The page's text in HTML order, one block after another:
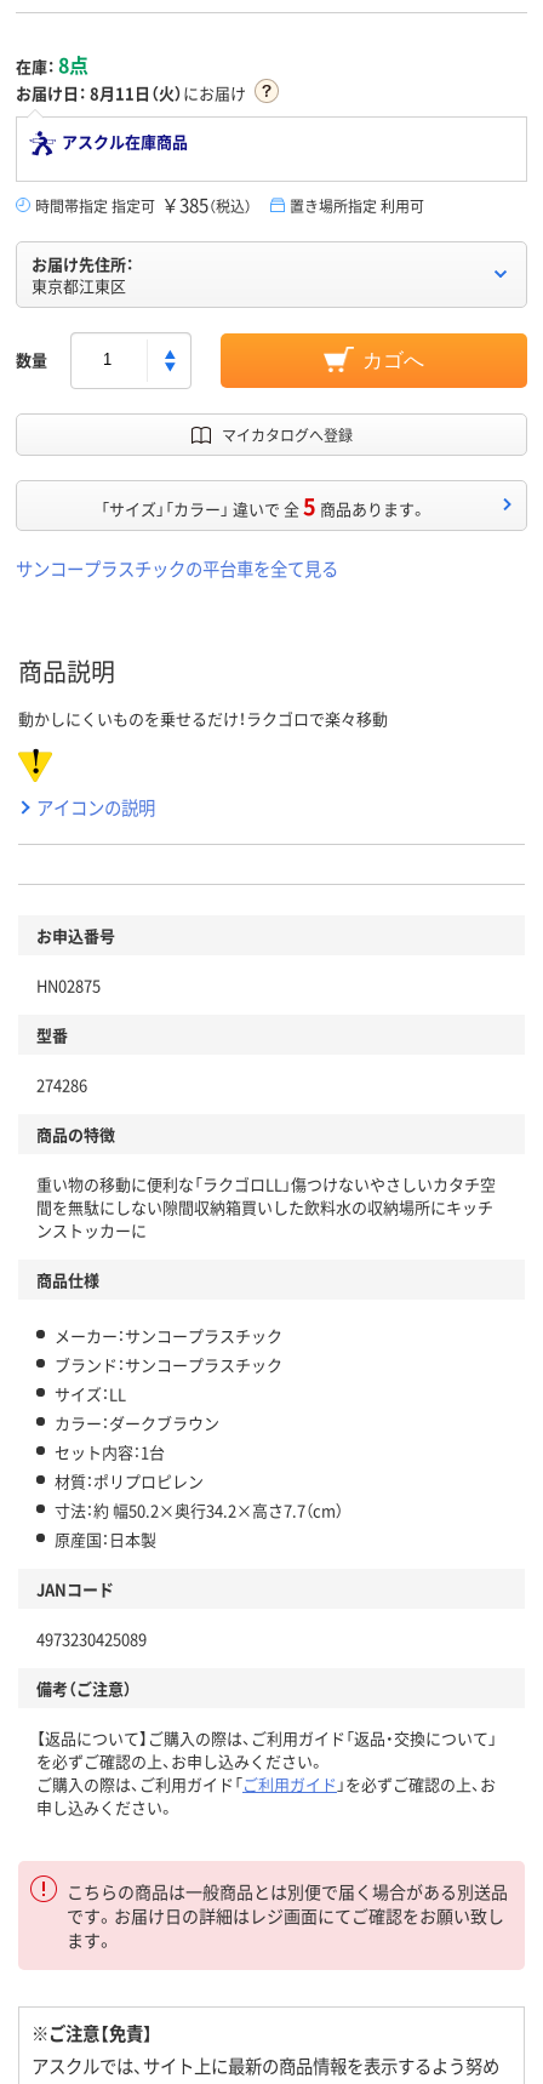
在庫： 8点
お届け日： 8月11日（火）にお届け
アスクル在庫商品
時間帯指定 指定可 ￥385（税込） 置き場所指定 利用可
お届け先住所：
東京都江東区
数量 カゴへ
マイカタログへ登録
「サイズ」「カラー」 違いで 全5 商品あります。
サンコープラスチックの平台車を全て見る
商品説明
動かしにくいものを乗せるだけ！ラクゴロで楽々移動
アイコンの説明
お申込番号
HN02875
型番
274286
商品の特徴
重い物の移動に便利な「ラクゴロLL」傷つけないやさしいカタチ空
間を無駄にしない隙間収納箱買いした飲料水の収納場所にキッチ
ンストッカーに
商品仕様
メーカー：サンコープラスチック
ブランド：サンコープラスチック
サイズ：LL
カラー：ダークブラウン
セット内容：1台
材質：ポリプロピレン
寸法：約 幅50.2×奥行34.2×高さ7.7（cm）
原産国：日本製
JANコード
4973230425089
備考（ご注意）
【返品について】ご購入の際は、ご利用ガイド「返品・交換について」
を必ずご確認の上、お申し込みください。
ご購入の際は、ご利用ガイド「ご利用ガイド 」を必ずご確認の上、お
申し込みください。
こちらの商品は一般商品とは別便で届く場合がある別送品
です。お届け日の詳細はレジ画面にてご確認をお願い致し
ます。
※ご注意【免責】
アスクルでは、サイト上に最新の商品情報を表示するよう努め